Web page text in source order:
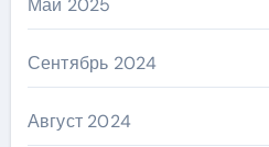
Май 2025
Сентябрь 2024
Август 2024